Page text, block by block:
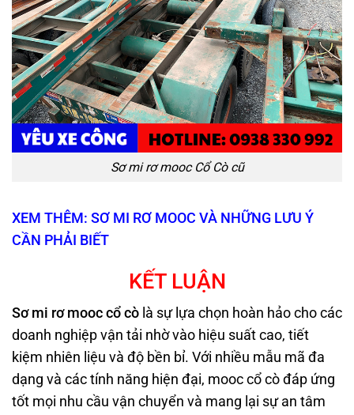
Sơ mi rơ mooc Cổ Cò cũ
XEM THÊM: SƠ MI RƠ MOOC VÀ NHỮNG LƯU Ý
CẦN PHẢI BIẾT
KẾT LUẬN
Sơ mi rơ mooc cổ cò là sự lựa chọn hoàn hảo cho các
doanh nghiệp vận tải nhờ vào hiệu suất cao, tiết
kiệm nhiên liệu và độ bền bỉ. Với nhiều mẫu mã đa
dạng và các tính năng hiện đại, mooc cổ cò đáp ứng
tốt mọi nhu cầu vận chuyển và mang lại sự an tâm